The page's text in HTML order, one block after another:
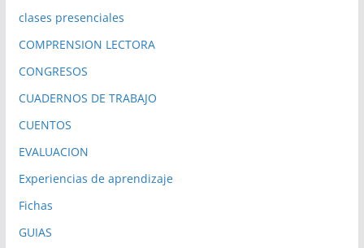
clases presenciales
COMPRENSION LECTORA
CONGRESOS
CUADERNOS DE TRABAJO
CUENTOS
EVALUACION
Experiencias de aprendizaje
Fichas
GUIAS